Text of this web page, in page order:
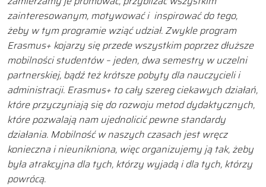
zainteresowanym, motywować i inspirować do tego,
żeby w tym programie wziąć udział. Zwykle program
Erasmus+ kojarzy się przede wszystkim poprzez dłuższe
mobilności studentów – jeden, dwa semestry w uczelni
partnerskiej, bądź też krótsze pobyty dla nauczycieli i
administracji. Erasmus+ to cały szereg ciekawych działań,
które przyczyniają się do rozwoju metod dydaktycznych,
które pozwalają nam ujednolicić pewne standardy
działania. Mobilność w naszych czasach jest wręcz
konieczna i nieunikniona, więc organizujemy ją tak, żeby
była atrakcyjna dla tych, którzy wyjadą i dla tych, którzy
powrócą.